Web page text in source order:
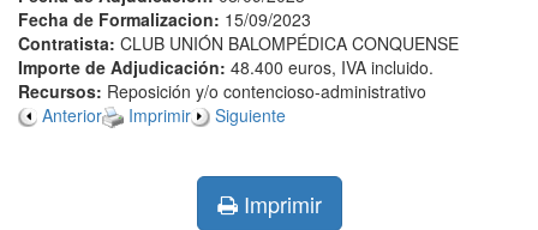
Fecha de Formalizacion: 15/09/2023
Contratista: CLUB UNIÓN BALOMPÉDICA CONQUENSE
Importe de Adjudicación: 48.400 euros, IVA incluido.
Recursos: Reposición y/o contencioso-administrativo
Anterior
Imprimir Siguiente
Imprimir